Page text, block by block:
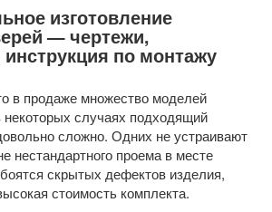
изготовление
— чертежи,
по монтажу
в продаже множество моделей
случаях подходящий
сложно. Одних не устраивают
нестандартного проема в месте
скрытых дефектов изделия,
стоимость комплекта.